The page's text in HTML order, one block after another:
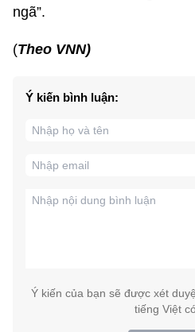
ngã”.
(Theo VNN)
Ý kiến bình luận:
Ý kiến của bạn sẽ được xét
tiếng Việt